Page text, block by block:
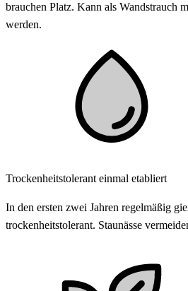
brauchen Platz. Kann als Wandstrauch
werden.
Trockenheitstolerant einmal etabliert
In den ersten zwei Jahren regelmäßig
trockenheitstolerant. Staunässe